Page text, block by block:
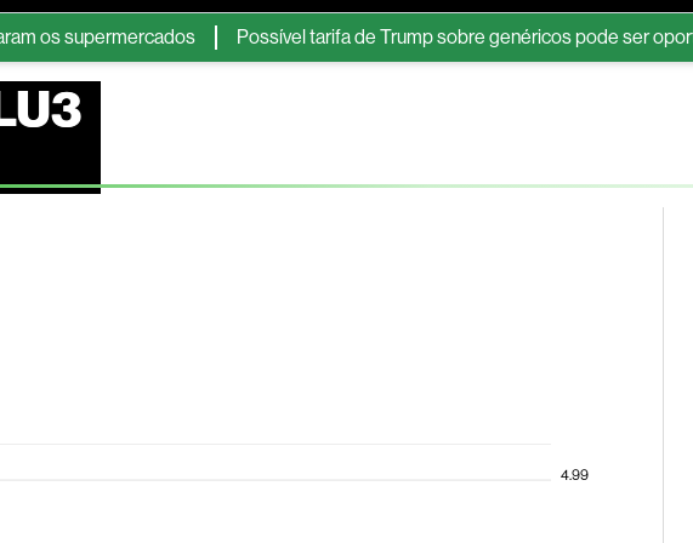
ESG Soluções de publicidade Bloomberg Línea
supermercados Possível tarifa de Trump sobre genéricos pode ser
4.99